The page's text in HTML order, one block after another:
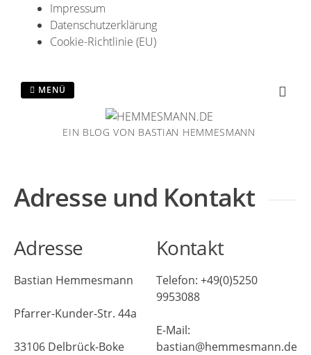
Impressum
Datenschutzerklärung
Cookie-Richtlinie (EU)
EIN BLOG VON BASTIAN HEMMESMANN
MENÜ
Adresse und Kontakt
Adresse
Bastian Hemmesmann
Pfarrer-Kunder-Str. 44a
33106 Delbrück-Boke
Kontakt
Telefon: +49(0)5250
9953088
E-Mail:
bastian@hemmesmann.de